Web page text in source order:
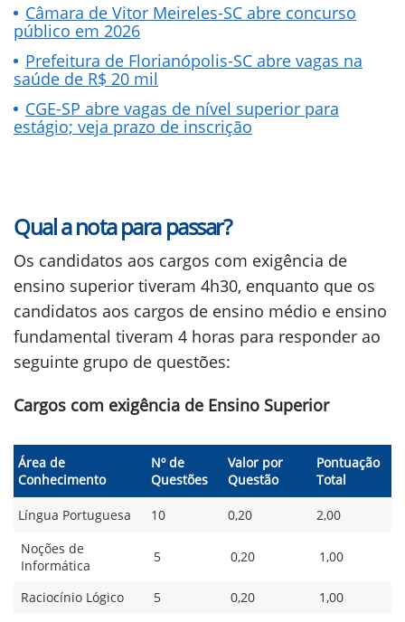
Câmara de Vitor Meireles-SC abre concurso
público em 2026
Prefeitura de Florianópolis-SC abre vagas na
saúde de R$ 20 mil
CGE-SP abre vagas de nível superior para
estágio; veja prazo de inscrição
Qual a nota para passar?
Os candidatos aos cargos com exigência de
ensino superior tiveram 4h30, enquanto que os
candidatos aos cargos de ensino médio e ensino
fundamental tiveram 4 horas para responder ao
seguinte grupo de questões:
Cargos com exigência de Ensino Superior
Área de
Conhecimento
Nº de
Questões
Valor por
Questão
Pontuação
Total
Língua Portuguesa 10 0,20
2,00
Noções de
Informática
5 0,20 1,00
Raciocínio Lógico 5 0,20
1,00